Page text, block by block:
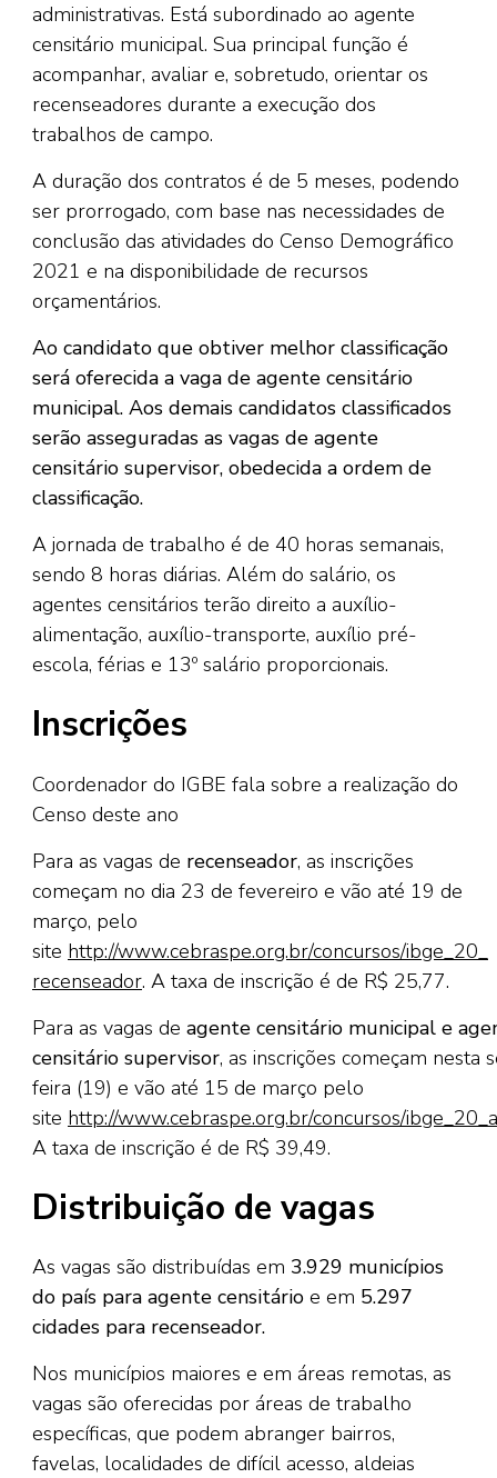
administrativas. Está subordinado ao agente
censitário municipal. Sua principal função é
acompanhar, avaliar e, sobretudo, orientar os
recenseadores durante a execução dos
trabalhos de campo.
A duração dos contratos é de 5 meses, podendo
ser prorrogado, com base nas necessidades de
conclusão das atividades do Censo Demográfico
2021 e na disponibilidade de recursos
orçamentários.
Ao candidato que obtiver melhor classificação
será oferecida a vaga de agente censitário
municipal. Aos demais candidatos classificados
serão asseguradas as vagas de agente
censitário supervisor, obedecida a ordem de
classificação.
A jornada de trabalho é de 40 horas semanais,
sendo 8 horas diárias. Além do salário, os
agentes censitários terão direito a auxílio-
alimentação, auxílio-transporte, auxílio pré-
escola, férias e 13º salário proporcionais.
Inscrições
Coordenador do IGBE fala sobre a realização do
Censo deste ano
Para as vagas de recenseador, as inscrições
começam no dia 23 de fevereiro e vão até 19 de
março, pelo
site http://www.cebraspe.org.br/concursos/ibge_20_
recenseador. A taxa de inscrição é de R$ 25,77.
Para as vagas de agente censitário municipal e
censitário supervisor, as inscrições começam nesta
feira (19) e vão até 15 de março pelo
site http://www.cebraspe.org.br/concursos/
A taxa de inscrição é de R$ 39,49.
Distribuição de vagas
As vagas são distribuídas em 3.929 municípios
do país para agente censitário e em 5.297
cidades para recenseador.
Nos municípios maiores e em áreas remotas, as
vagas são oferecidas por áreas de trabalho
específicas, que podem abranger bairros,
favelas, localidades de difícil acesso, aldeias